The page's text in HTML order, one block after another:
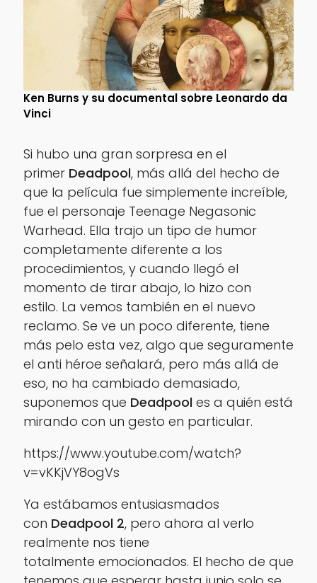
Ken Burns y su documental sobre Leonardo da
Vinci
Si hubo una gran sorpresa en el
primer Deadpool, más allá del hecho de
que la película fue simplemente increíble,
fue el personaje Teenage Negasonic
Warhead. Ella trajo un tipo de humor
completamente diferente a los
procedimientos, y cuando llegó el
momento de tirar abajo, lo hizo con
estilo. La vemos también en el nuevo
reclamo. Se ve un poco diferente, tiene
más pelo esta vez, algo que seguramente
el anti héroe señalará, pero más allá de
eso, no ha cambiado demasiado,
suponemos que Deadpool es a quién está
mirando con un gesto en particular.
https://www.youtube.com/watch?
v=vKKjVY8ogVs
Ya estábamos entusiasmados
con Deadpool 2,pero ahora al verlo
realmente nos tiene
totalmente emocionados. El hecho de que